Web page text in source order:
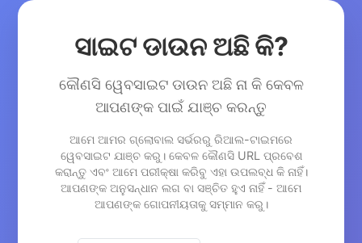
ସାଇଟ ଡାଉନ ଅଛି କି?
କୌଣସି ୱେବସାଇଟ ଡାଉନ ଅଛି ନା କି କେବଳ
ଆପଣଙ୍କ ପାଇଁ ଯାଞ୍ଚ କରନ୍ତୁ
ଆମେ ଆମର ଗ୍ଲୋବାଲ ସର୍ଭରରୁ ରିଆଲ-ଟାଇମରେ
ୱେବସାଇଟ ଯାଞ୍ଚ କରୁ। କେବଳ କୌଣସି URL ପ୍ରବେଶ
କରାନ୍ତୁ ଏବଂ ଆମେ ପରୀକ୍ଷା କରିବୁ ଏହା ଉପଲବ୍ଧ କି ନାହିଁ।
ଆପଣଙ୍କ ଅନୁସନ୍ଧାନ ଲଗ ବା ସଞ୍ଚିତ ହୁଏ ନାହିଁ - ଆମେ
ଆପଣଙ୍କ ଗୋପନୀୟତାକୁ ସମ୍ମାନ କରୁ।